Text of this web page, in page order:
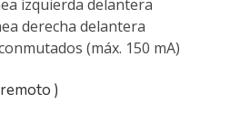
izquierda delantera
derecha delantera
(máx. 150 mA)
)